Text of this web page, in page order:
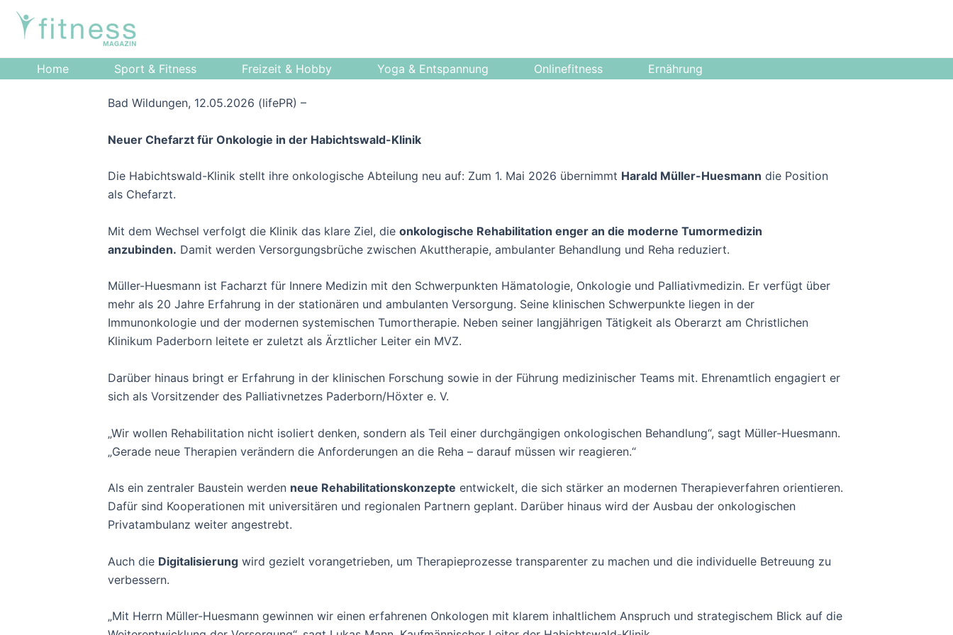
Zum
Inhalt
Home
Sport & Fitness Freizeit & Hobby Yoga & Entspannung Onlinefitness Ernährung
Bad Wildungen, 12.05.2026 (lifePR) –
Neuer Chefarzt für Onkologie in der Habichtswald-Klinik
Die Habichtswald-Klinik stellt ihre onkologische Abteilung neu auf: Zum 1. Mai 2026 übernimmt Harald Müller-Huesmann die Position
als Chefarzt.
Mit dem Wechsel verfolgt die Klinik das klare Ziel, die onkologische Rehabilitation enger an die moderne Tumormedizin
anzubinden. Damit werden Versorgungsbrüche zwischen Akuttherapie, ambulanter Behandlung und Reha reduziert.
Müller-Huesmann ist Facharzt für Innere Medizin mit den Schwerpunkten Hämatologie, Onkologie und Palliativmedizin. Er verfügt über
mehr als 20 Jahre Erfahrung in der stationären und ambulanten Versorgung. Seine klinischen Schwerpunkte liegen in der
Immunonkologie und der modernen systemischen Tumortherapie. Neben seiner langjährigen Tätigkeit als Oberarzt am Christlichen
Klinikum Paderborn leitete er zuletzt als Ärztlicher Leiter ein MVZ.
Darüber hinaus bringt er Erfahrung in der klinischen Forschung sowie in der Führung medizinischer Teams mit. Ehrenamtlich engagiert er
sich als Vorsitzender des Palliativnetzes Paderborn/Höxter e. V.
„Wir wollen Rehabilitation nicht isoliert denken, sondern als Teil einer durchgängigen onkologischen Behandlung“, sagt Müller-Huesmann.
„Gerade neue Therapien verändern die Anforderungen an die Reha – darauf müssen wir reagieren.“
Als ein zentraler Baustein werden neue Rehabilitationskonzepte entwickelt, die sich stärker an modernen Therapieverfahren orientieren.
Dafür sind Kooperationen mit universitären und regionalen Partnern geplant. Darüber hinaus wird der Ausbau der onkologischen
Privatambulanz weiter angestrebt.
Auch die Digitalisierung wird gezielt vorangetrieben, um Therapieprozesse transparenter zu machen und die individuelle Betreuung zu
verbessern.
„Mit Herrn Müller-Huesmann gewinnen wir einen erfahrenen Onkologen mit klarem inhaltlichem Anspruch und strategischem Blick auf die
navigation